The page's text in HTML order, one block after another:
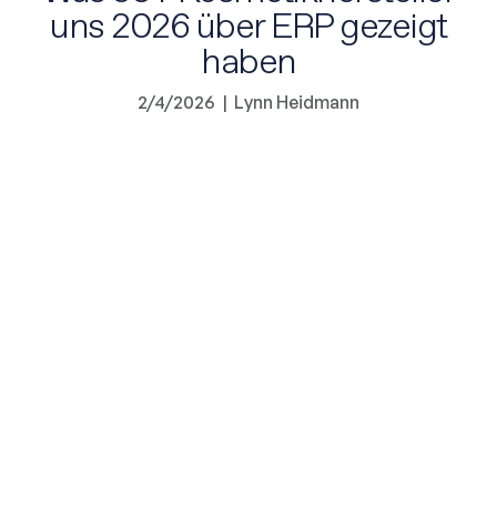
uns 2026 über ERP gezeigt
haben
2/4/2026 | Lynn Heidmann